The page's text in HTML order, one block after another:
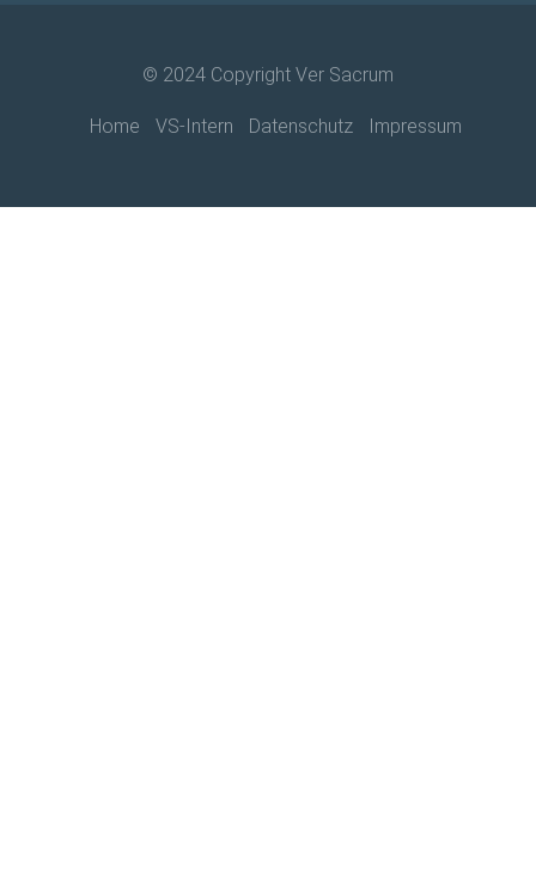
© 2024 Copyright Ver Sacrum
Home VS-Intern Datenschutz Impressum